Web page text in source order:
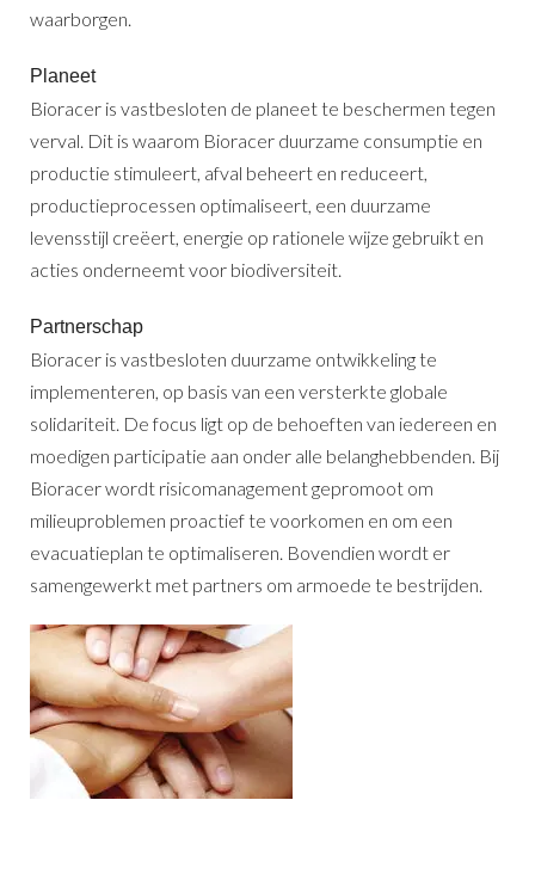
waarborgen.
Planeet
Bioracer is vastbesloten de planeet te beschermen tegen
verval. Dit is waarom Bioracer duurzame consumptie en
productie stimuleert, afval beheert en reduceert,
productieprocessen optimaliseert, een duurzame
levensstijl creëert, energie op rationele wijze gebruikt en
acties onderneemt voor biodiversiteit.
Partnerschap
Bioracer is vastbesloten duurzame ontwikkeling te
implementeren, op basis van een versterkte globale
solidariteit. De focus ligt op de behoeften van iedereen en
moedigen participatie aan onder alle belanghebbenden. Bij
Bioracer wordt risicomanagement gepromoot om
milieuproblemen proactief te voorkomen en om een
evacuatieplan te optimaliseren. Bovendien wordt er
samengewerkt met partners om armoede te bestrijden.